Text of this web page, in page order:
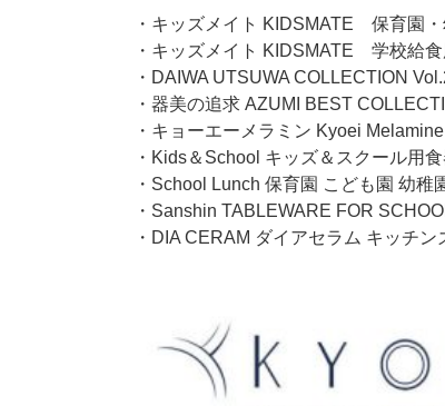
・キッズメイト KIDSMATE 保育園・
・キッズメイト KIDSMATE 学校給食
・DAIWA UTSUWA COLLECTION
・器美の追求 AZUMI BEST
・キョーエーメラミン Kyoei
・Kids＆School キッズ＆スクール用
・School Lunch 保育園 こども園 幼稚
・Sanshin TABLEWARE FOR
・DIA CERAM ダイアセラム キッチ